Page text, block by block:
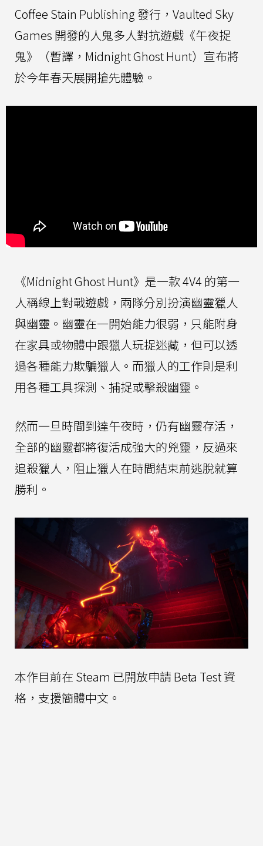
Coffee Stain Publishing 發行，Vaulted Sky
Games 開發的人鬼多人對抗遊戲《午夜捉
鬼》（暫譯，Midnight Ghost Hunt）宣布將
於今年春天展開搶先體驗。
《Midnight Ghost Hunt》是一款 4V4 的第一
人稱線上對戰遊戲，兩隊分別扮演幽靈獵人
與幽靈。幽靈在一開始能力很弱，只能附身
在家具或物體中跟獵人玩捉迷藏，但可以透
過各種能力欺騙獵人。而獵人的工作則是利
用各種工具探測、捕捉或擊殺幽靈。
然而一旦時間到達午夜時，仍有幽靈存活，
全部的幽靈都將復活成強大的兇靈，反過來
追殺獵人，阻止獵人在時間結束前逃脫就算
勝利。
本作目前在 Steam 已開放申請 Beta Test 資
格，支援簡體中文。